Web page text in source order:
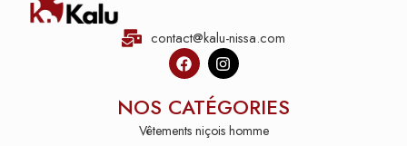
contact@kalu-nissa.com
NOS CATÉGORIES
Vêtements niçois homme